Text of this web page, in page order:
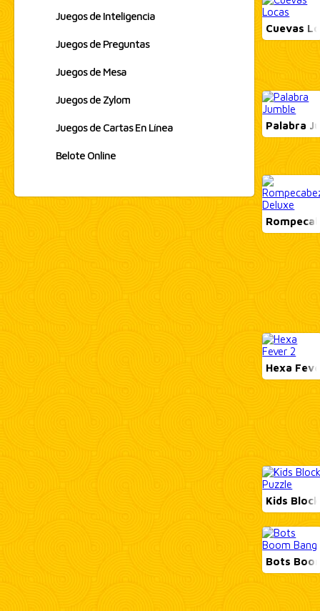
Juegos de Inteligencia
Juegos de Preguntas
Juegos de Mesa
Juegos de Zylom
Juegos de Cartas En Línea
Belote Online
Cuevas
Palabra
Hexa
Kids
Bots